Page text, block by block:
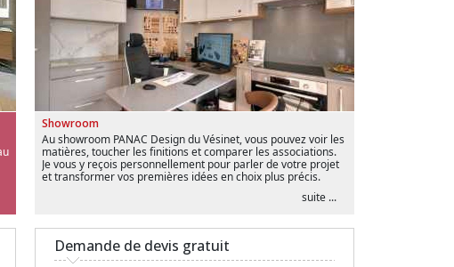
Showroom
Au showroom PANAC Design du Vésinet, vous pouvez voir les
matières, toucher les finitions et comparer les associations.
Je vous y reçois personnellement pour parler de votre projet
et transformer vos premières idées en choix plus précis.
suite ...
Demande de devis gratuit